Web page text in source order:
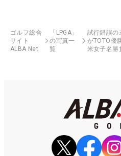
ゴルフ総合
サイト
ALBA Net
「LPGA」
の写真一
覧
試行錯誤
がTOTO優
米女子名勝